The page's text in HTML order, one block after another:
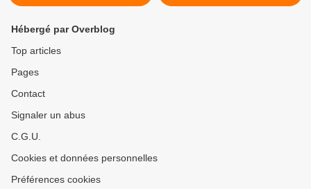
Hébergé par Overblog
Top articles
Pages
Contact
Signaler un abus
C.G.U.
Cookies et données personnelles
Préférences cookies